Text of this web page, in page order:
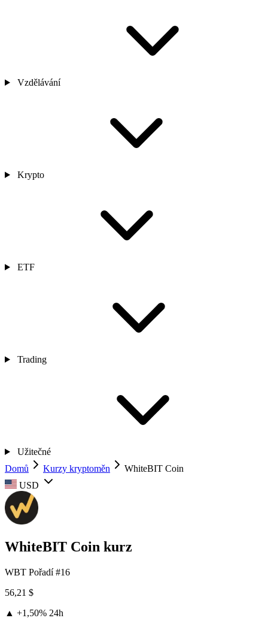
Vzdělávání
Krypto
ETF
Trading
Užitečné
Domů
Kurzy kryptoměn
WhiteBIT Coin
USD
WhiteBIT Coin kurz
WBT Pořadí #16
56,21 $
▲ +1,50% 24h